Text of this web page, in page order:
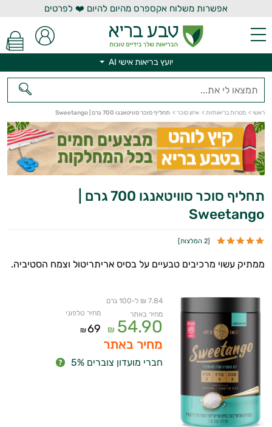
אפשרות משלוח אקספרס מהיום להיום ❤️ לפרטים
יועץ בריאות אישי AI
ראשי > מטרות בריאותיות > איזון סוכר > תחליף סוכר סוויטאנגו 700 גרם | Sweetango
תחליף סוכר סוויטאנגו 700 גרם |
Sweetango
[2 המלצות ]
ממתיק עשוי מרכיבים טבעיים על בסיס אריתריטול וצמח הסטיביה.
7.84 ₪ ל-100 גרם
מחיר באתר
54.90
₪
מחיר טלפוני
69
₪
מחיר באתר
חברי מועדון צוברים 5%